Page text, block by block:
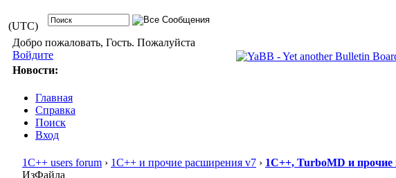
(UTC)
Добро пожаловать, Гость. Пожалуйста
Войдите
Новости:
Главная
Справка
Поиск
Вход
1С++ users forum › 1С++ и прочие расширения v7 › 1С++, TurboMD и прочие
ИзФайла